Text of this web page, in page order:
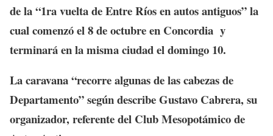
de la “1ra vuelta de Entre Ríos en autos antiguos” la
cual comenzó el 8 de octubre en Concordia y
terminará en la misma ciudad el domingo 10.
La caravana “recorre algunas de las cabezas de
Departamento” según describe Gustavo Cabrera, su
organizador, referente del Club Mesopotámico de